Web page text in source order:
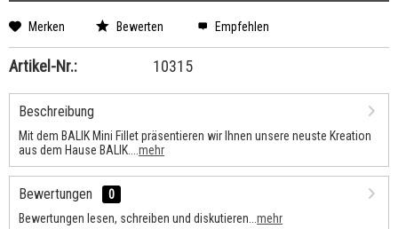
Merken Bewerten Empfehlen
Artikel-Nr.: 10315
Beschreibung
Mit dem BALIK Mini Fillet präsentieren wir Ihnen unsere neuste Kreation
aus dem Hause BALIK.... mehr
Bewertungen
0
Bewertungen lesen, schreiben und diskutieren... mehr